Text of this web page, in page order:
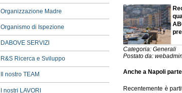
Organizzazione Madre
Organismo di Ispezione
DABOVE SERVIZI
R&S Ricerca e Sviluppo
Il nostro TEAM
I nostri LAVORI
Categoria: Generali
Postato da: webadmin
Anche a Napoli
Recentemente è